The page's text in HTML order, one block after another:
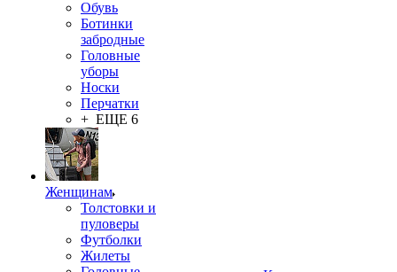
Обувь
Ботинки
забродные
Головные
уборы
Носки
Перчатки
+ ЕЩЕ 6
Женщинам
Толстовки и
пуловеры
Футболки
Жилеты